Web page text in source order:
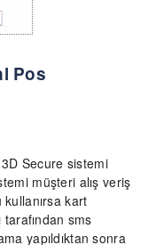
Pos
3D Secure sistemi
müşteri alış veriş
kullanırsa kart
sms
yapıldıktan sonra